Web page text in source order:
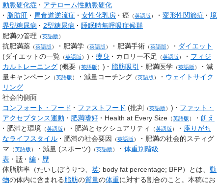
動脈硬化症
アテローム性動脈硬化
脂肪肝
胃食道逆流症 女性化乳房 癌 （英語版 ） 変形性関節症
境
界型糖尿病
2型糖尿病
睡眠時無呼吸症候群
肥満の管理 （英語版 ）
抗肥満薬 （英語版 ） 肥満学 （英語版 ） 肥満手術 （英語版 ）
ダイエット
(ダイエットの一覧 （英語版 ） ) 痩身 カロリー不足 （英語版 ）
フィジ
カルトレーニング (概要 （英語版 ） ) 脂肪吸引 肥満医学 （英語版 ）
減
量キャンペーン （英語版 ） 減量コーチング （英語版 ）
ウェイトサイク
リング
社会的側面
コンフォート・フード
ファストフード (批判 （英語版 ） )
ファット・
アクセプタンス運動
肥満嗜好 Health at Every Size （英語版 ）
飢え
肥満と環境 （英語版 ） 肥満とセクシュアリティ （英語版 ）
座りがち
なライフスタイル
肥満の社会要因 （英語版 ）
肥満の社会的スティグ
マ （英語版 ） 減量 (スポーツ) （英語版 ）
体重別階級
表
話 編
歴
体脂肪率 （たいしぼうりつ、 英: body fat percentage; BFP）とは、 動
物の体内に含まれる脂肪の質量の体重に対する割合のこと。本稿にお